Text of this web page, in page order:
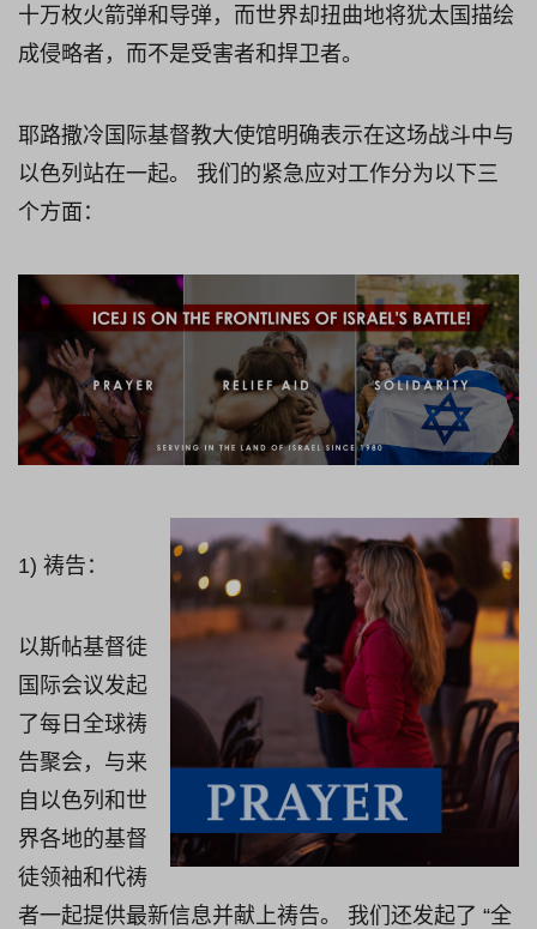
十万枚火箭弹和导弹，而世界却扭曲地将犹太国描绘
成侵略者，而不是受害者和捍卫者。
耶路撒冷国际基督教大使馆明确表示在这场战斗中与
以色列站在一起。 我们的紧急应对工作分为以下三
个方面：
1) 祷告：
以斯帖基督徒
国际会议发起
了每日全球祷
告聚会，与来
自以色列和世
界各地的基督
徒领袖和代祷
者一起提供最新信息并献上祷告。 我们还发起了 “全